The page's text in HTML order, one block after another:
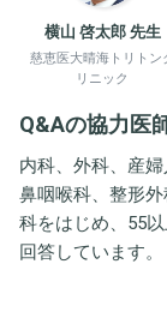
横山 啓太郎 先生
慈恵医大晴海トリトン
リニック
Q&Aの協力医
内科、外科、産
鼻咽喉科、整形
科をはじめ、55
回答しています。